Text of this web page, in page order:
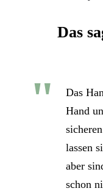
Das
Das
Hand
lassen
aber
schon